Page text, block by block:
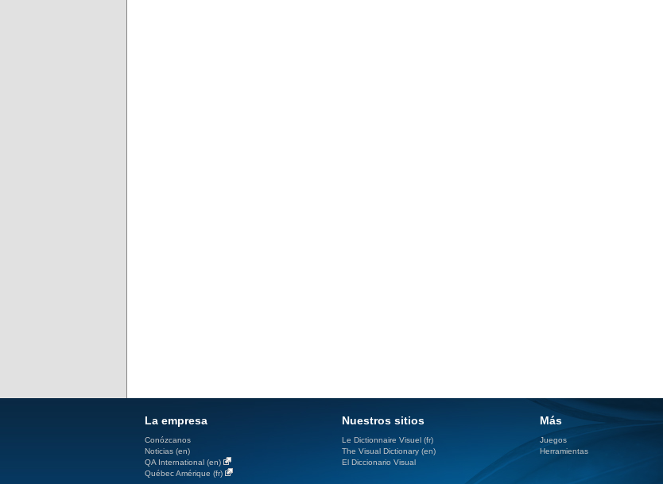
La empresa
Conózcanos
Noticias (en)
QA International (en)
Québec Amérique (fr)
Nuestros sitios
Le Dictionnaire Visuel (fr)
The Visual Dictionary (en)
El Diccionario Visual
Más
Juegos
Herramientas